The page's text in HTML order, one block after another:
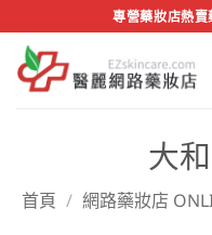
to
content
專營藥妝店熱
大
首頁 / 網路藥妝店